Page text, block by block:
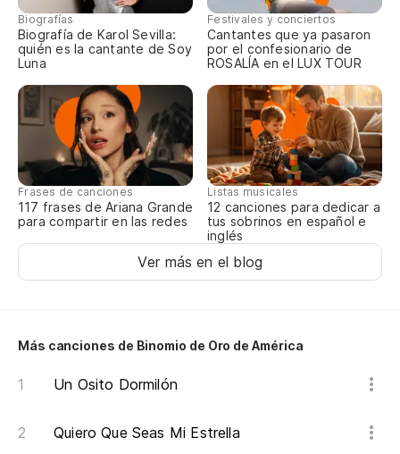
Biografías
Biografía de Karol Sevilla:
quién es la cantante de Soy
Luna
Festivales y conciertos
Cantantes que ya pasaron
por el confesionario de
ROSALÍA en el LUX TOUR
Frases de canciones
117 frases de Ariana Grande
para compartir en las redes
Listas musicales
12 canciones para dedicar a
tus sobrinos en español e
inglés
Ver más en el blog
Más canciones de Binomio de Oro de América
Un Osito Dormilón
Quiero Que Seas Mi Estrella